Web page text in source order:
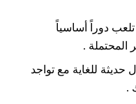
تلعب دوراً أساسياً
المحتملة .
حديثة للغاية مع تواجد
.